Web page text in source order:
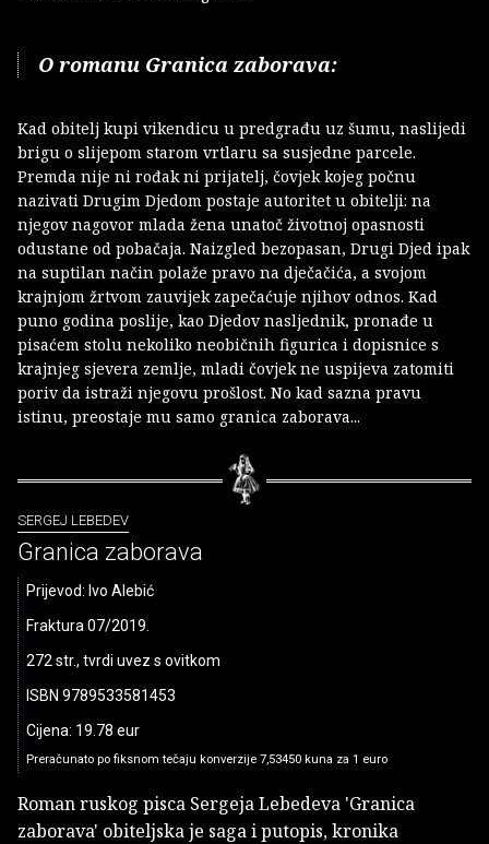
O romanu Granica zaborava:
Kad obitelj kupi vikendicu u predgrađu uz šumu, naslijedi
brigu o slijepom starom vrtlaru sa susjedne parcele.
Premda nije ni rođak ni prijatelj, čovjek kojeg počnu
nazivati Drugim Djedom postaje autoritet u obitelji: na
njegov nagovor mlada žena unatoč životnoj opasnosti
odustane od pobačaja. Naizgled bezopasan, Drugi Djed ipak
na suptilan način polaže pravo na dječačića, a svojom
krajnjom žrtvom zauvijek zapečaćuje njihov odnos. Kad
puno godina poslije, kao Djedov nasljednik, pronađe u
pisaćem stolu nekoliko neobičnih figurica i dopisnice s
krajnjeg sjevera zemlje, mladi čovjek ne uspijeva zatomiti
poriv da istraži njegovu prošlost. No kad sazna pravu
istinu, preostaje mu samo granica zaborava...
SERGEJ LEBEDEV
Granica zaborava
Prijevod: Ivo Alebić
Fraktura 07/2019.
272 str., tvrdi uvez s ovitkom
ISBN 9789533581453
Cijena: 19.78 eur
Preračunato po fiksnom tečaju konverzije 7,53450 kuna za 1 euro
Roman ruskog pisca Sergeja Lebedeva 'Granica
zaborava' obiteljska je saga i putopis, kronika